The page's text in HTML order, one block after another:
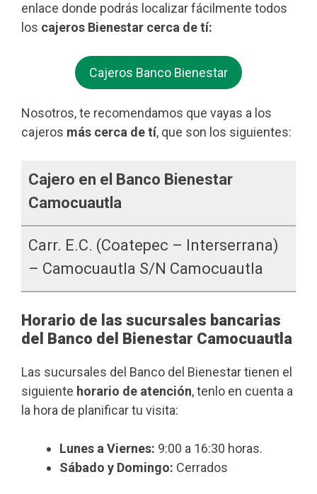
enlace donde podrás localizar fácilmente todos
los cajeros Bienestar cerca de tí:
Cajeros Banco Bienestar
Nosotros, te recomendamos que vayas a los
cajeros más cerca de tí, que son los siguientes:
Cajero en el Banco Bienestar
Camocuautla
Carr. E.c. (Coatepec – Interserrana)
– Camocuautla S/n Camocuautla
Horario de las sucursales bancarias
del Banco del Bienestar Camocuautla
Las sucursales del Banco del Bienestar tienen el
siguiente horario de atención, tenlo en cuenta a
la hora de planificar tu visita:
Lunes a Viernes: 9:00 a 16:30 horas.
Sábado y Domingo: Cerrados